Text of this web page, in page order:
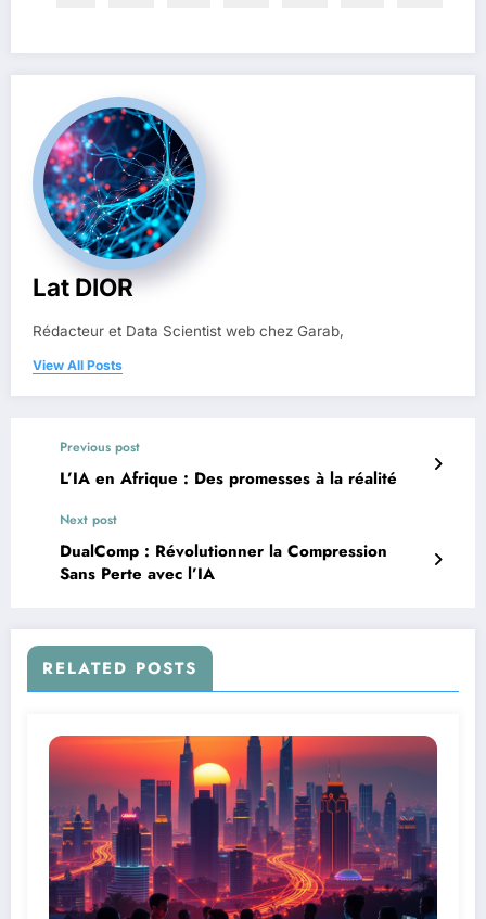
Lat DIOR
Rédacteur et Data Scientist web chez Garab,
View All Posts
Previous post
L’IA en Afrique : Des promesses à la réalité
Next post
DualComp : Révolutionner la Compression
Sans Perte avec l’IA
RELATED POSTS